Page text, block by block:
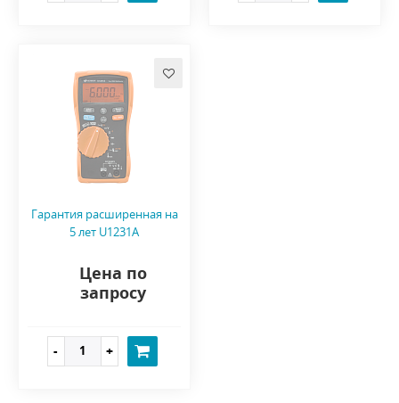
Гарантия расширенная на
5 лет U1231A
Цена по
запросу